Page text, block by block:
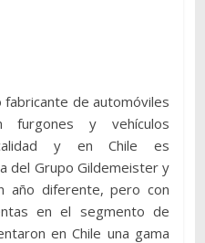
fabricante de automóviles
furgones y vehículos
y en Chile es
del Grupo Gildemeister y
año diferente, pero con
en el segmento de
en Chile una gama